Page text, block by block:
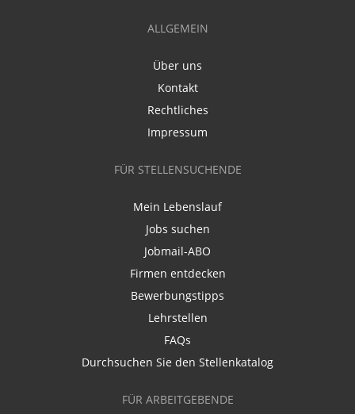
ALLGEMEIN
Über uns
Kontakt
Rechtliches
Impressum
FÜR STELLENSUCHENDE
Mein Lebenslauf
Jobs suchen
Jobmail-ABO
Firmen entdecken
Bewerbungstipps
Lehrstellen
FAQs
Durchsuchen Sie den Stellenkatalog
FÜR ARBEITGEBENDE